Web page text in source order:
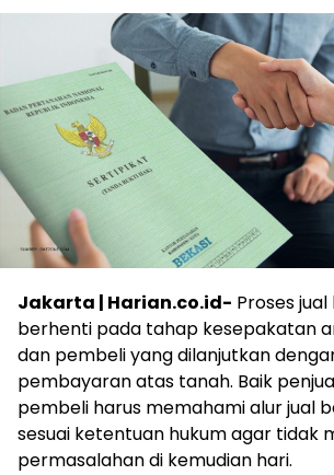
Jakarta | Harian.co.id- Proses
berhenti pada tahap kesepakatan
dan pembeli yang dilanjutkan
pembayaran atas tanah. Baik
pembeli harus memahami alur jual
sesuai ketentuan hukum agar tidak
permasalahan di kemudian hari.